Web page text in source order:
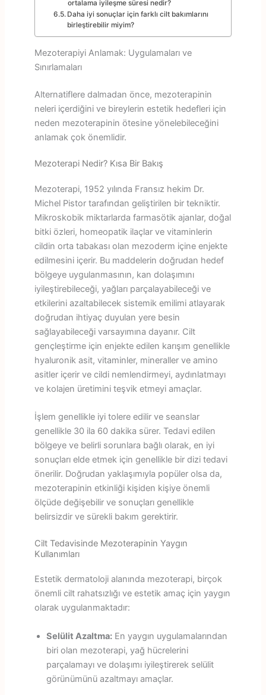
ortalama iyileşme süresi nedir?
Daha iyi sonuçlar için farklı cilt bakımlarını
birleştirebilir miyim?
Mezoterapiyi Anlamak: Uygulamaları ve
Sınırlamaları
Alternatiflere dalmadan önce, mezoterapinin
neleri içerdiğini ve bireylerin estetik hedefleri için
neden mezoterapinin ötesine yönelebileceğini
anlamak çok önemlidir.
Mezoterapi Nedir? Kısa Bir Bakış
Mezoterapi, 1952 yılında Fransız hekim Dr.
Michel Pistor tarafından geliştirilen bir tekniktir.
Mikroskobik miktarlarda farmasötik ajanlar, doğal
bitki özleri, homeopatik ilaçlar ve vitaminlerin
cildin orta tabakası olan mezoderm içine enjekte
edilmesini içerir. Bu maddelerin doğrudan hedef
bölgeye uygulanmasının, kan dolaşımını
iyileştirebileceği, yağları parçalayabileceği ve
etkilerini azaltabilecek sistemik emilimi atlayarak
doğrudan ihtiyaç duyulan yere besin
sağlayabileceği varsayımına dayanır. Cilt
gençleştirme için enjekte edilen karışım genellikle
hyaluronik asit, vitaminler, mineraller ve amino
asitler içerir ve cildi nemlendirmeyi, aydınlatmayı
ve kolajen üretimini teşvik etmeyi amaçlar.
İşlem genellikle iyi tolere edilir ve seanslar
genellikle 30 ila 60 dakika sürer. Tedavi edilen
bölgeye ve belirli sorunlara bağlı olarak, en iyi
sonuçları elde etmek için genellikle bir dizi tedavi
önerilir. Doğrudan yaklaşımıyla popüler olsa da,
mezoterapinin etkinliği kişiden kişiye önemli
ölçüde değişebilir ve sonuçları genellikle
belirsizdir ve sürekli bakım gerektirir.
Cilt Tedavisinde Mezoterapinin Yaygın
Kullanımları
Estetik dermatoloji alanında mezoterapi, birçok
önemli cilt rahatsızlığı ve estetik amaç için yaygın
olarak uygulanmaktadır:
Selülit Azaltma:En yaygın uygulamalarından
biri olan mezoterapi, yağ hücrelerini
parçalamayı ve dolaşımı iyileştirerek selülit
görünümünü azaltmayı amaçlar.